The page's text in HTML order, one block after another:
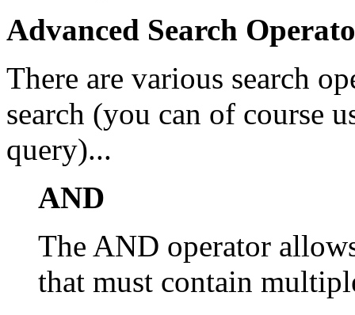
Advanced Search
There are various search
search (you can of course
query)...
AND
The AND operator
that must contain